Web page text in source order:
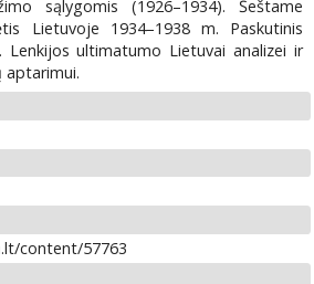
sąlygomis (1926–1934). Šeštame
Lietuvoje 1934–1938 m. Paskutinis
Lenkijos ultimatumo Lietuvai analizei ir
aptarimui.
content/57763